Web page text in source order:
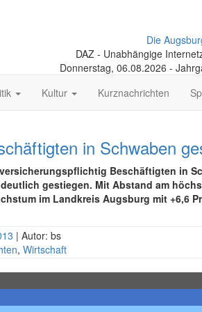
Die
DAZ - Unabhängige
Donnerstag, 06.08.2026 -
Kultur Kurznachrichten
in Schwaben
Beschäftigten in
gestiegen. Mit Abstand am
im Landkreis Augsburg mit +6,6
| Autor: bs
, Wirtschaft